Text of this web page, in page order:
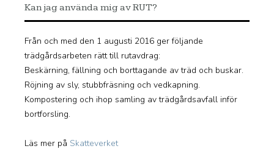
Kan jag använda mig av RUT?
Från och med den 1 augusti 2016 ger följande
trädgårdsarbeten rätt till rutavdrag:
Beskärning, fällning och borttagande av träd och buskar.
Röjning av sly, stubbfräsning och vedkapning.
Kompostering och ihop samling av trädgårdsavfall inför
bortforsling.
Läs mer på Skatteverket